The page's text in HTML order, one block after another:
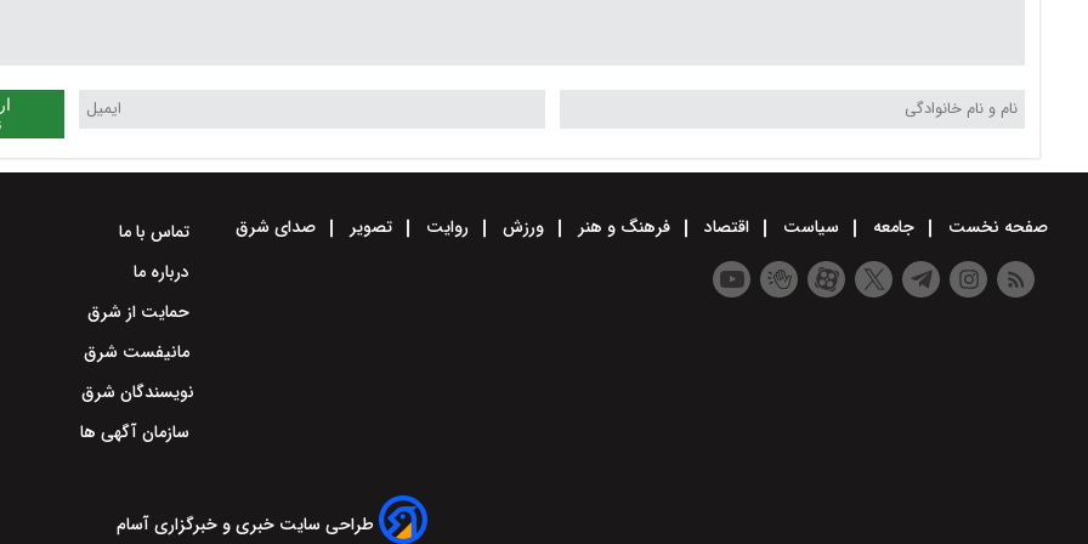
صفحه نخست جامعه سیاست اقتصاد فرهنگ و هنر ورزش روایت تصویر صدای شرق
تماس با ما
درباره ما
حمایت از شرق
مانیفست شرق
نویسندگان شرق
سازمان آگهی ها
طراحی سایت خبری و خبرگزاری آسام